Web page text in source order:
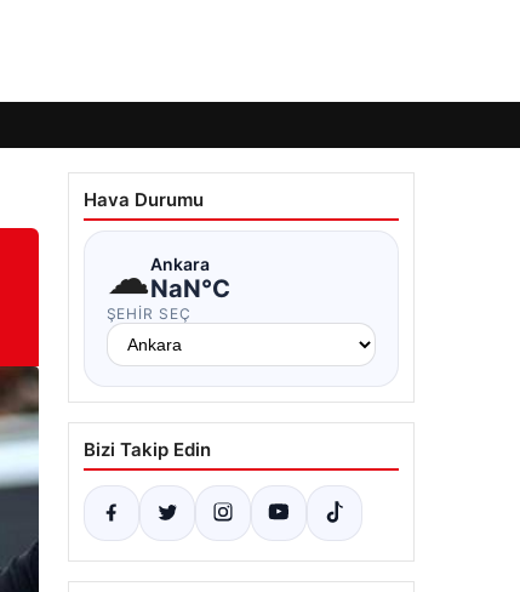
Hava Durumu
☁Ankara
NaN°C
ŞEHIR SEÇ
Bizi Takip Edin